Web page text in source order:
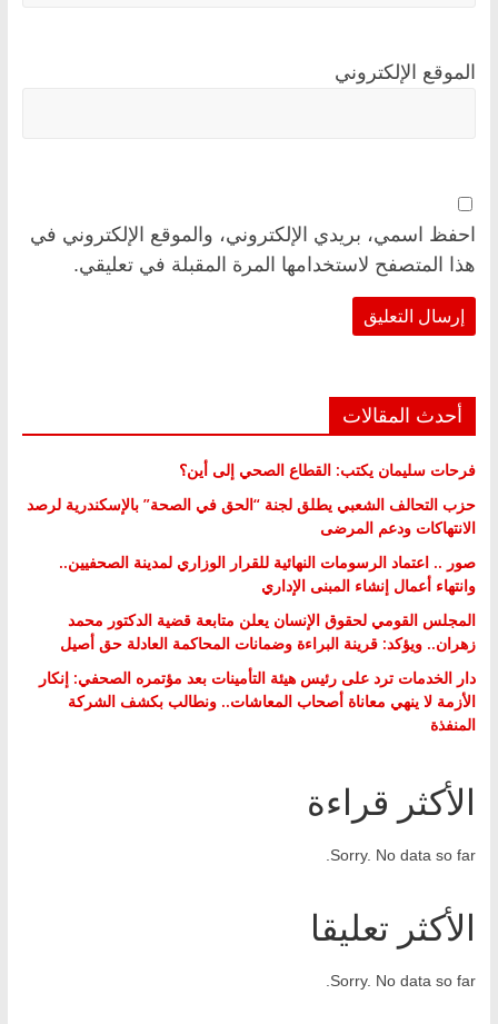
الموقع الإلكتروني
احفظ اسمي، بريدي الإلكتروني، والموقع الإلكتروني في
هذا المتصفح لاستخدامها المرة المقبلة في تعليقي.
أحدث المقالات
فرحات سليمان يكتب: القطاع الصحي إلى أين؟
حزب التحالف الشعبي يطلق لجنة “الحق في الصحة” بالإسكندرية لرصد
الانتهاكات ودعم المرضى
صور .. اعتماد الرسومات النهائية للقرار الوزاري لمدينة الصحفيين..
وانتهاء أعمال إنشاء المبنى الإداري
المجلس القومي لحقوق الإنسان يعلن متابعة قضية الدكتور محمد
زهران.. ويؤكد: قرينة البراءة وضمانات المحاكمة العادلة حق أصيل
دار الخدمات ترد على رئيس هيئة التأمينات بعد مؤتمره الصحفي: إنكار
الأزمة لا ينهي معاناة أصحاب المعاشات.. ونطالب بكشف الشركة
المنفذة
الأكثر قراءة
Sorry. No data so far.
الأكثر تعليقا
Sorry. No data so far.